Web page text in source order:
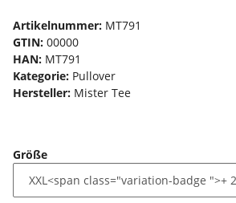
Artikelnummer: MT791
GTIN: 00000
HAN: MT791
Kategorie: Pullover
Hersteller: Mister Tee
Größe